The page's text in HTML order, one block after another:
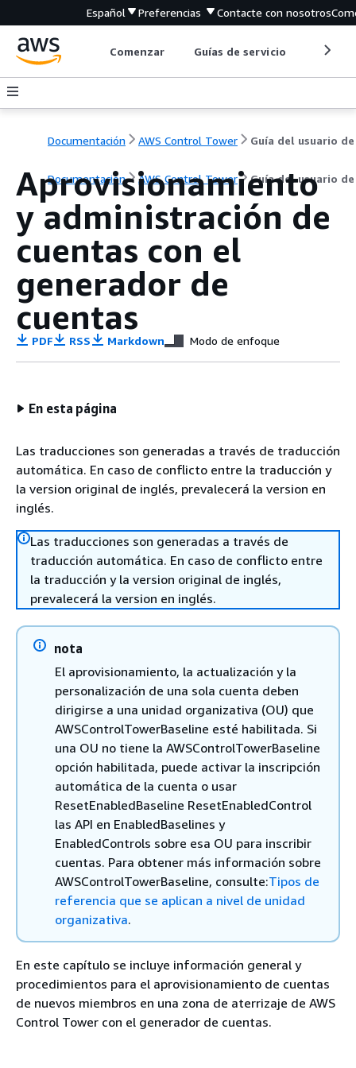
Español Preferencias Contacte con nosotros
Comenzar Guías de servicio
Documentación AWS Control Tower Guía del usuario de
Documentación AWS Control Tower Guía del usuario de
Aprovisionamiento
y administración de
cuentas con el
generador de
cuentas
PDF RSS Markdown Modo de enfoque
En esta página
Las traducciones son generadas a través de traducción
automática. En caso de conflicto entre la traducción y
la version original de inglés, prevalecerá la version en
inglés.
Las traducciones son generadas a través de
traducción automática. En caso de conflicto entre
la traducción y la version original de inglés,
prevalecerá la version en inglés.
nota
El aprovisionamiento, la actualización y la
personalización de una sola cuenta deben
dirigirse a una unidad organizativa (OU) que
AWSControlTowerBaseline esté habilitada. Si
una OU no tiene la AWSControlTowerBaseline
opción habilitada, puede activar la inscripción
automática de la cuenta o usar
ResetEnabledBaseline ResetEnabledControl
las API en EnabledBaselines y
EnabledControls sobre esa OU para inscribir
cuentas. Para obtener más información sobre
AWSControlTowerBaseline, consulte:Tipos de
referencia que se aplican a nivel de unidad
organizativa.
En este capítulo se incluye información general y
procedimientos para el aprovisionamiento de cuentas
de nuevos miembros en una zona de aterrizaje de AWS
Control Tower con el generador de cuentas.